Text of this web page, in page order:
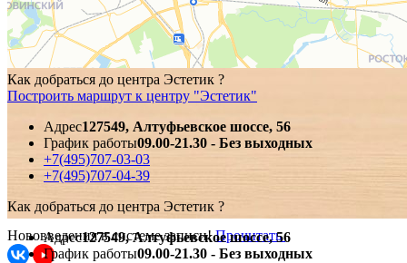
Нововведения в системе записи! Прочитать
Как добраться до центра Эстетик ?
Построить маршрут к центру "Эстетик"
Адрес127549, Алтуфьевское шоссе, 56
График работы09.00-21.30 - Без выходных
+7(495)707-03-03
+7(495)707-04-39
Как добраться до центра Эстетик ?
Адрес127549, Алтуфьевское шоссе, 56
График работы09.00-21.30 - Без выходных